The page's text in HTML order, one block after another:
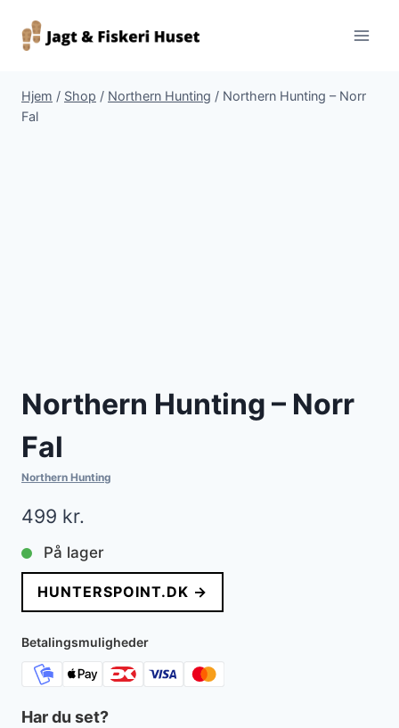
Hjem / Shop / Northern Hunting / Northern Hunting – Norr
Fal
Northern Hunting – Norr
Fal
Northern Hunting
499 kr.
På lager
HUNTERSPOINT.DK →
Betalingsmuligheder
Har du set?